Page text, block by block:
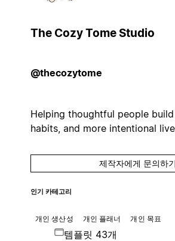
The Cozy Tome Studio
@thecozytome
Helping thoughtful people
habits, and more intentional
제작자에게 문의하기
인기 카테고리
개인 생산성 개인 플래너 개인 목표
템플릿 43개